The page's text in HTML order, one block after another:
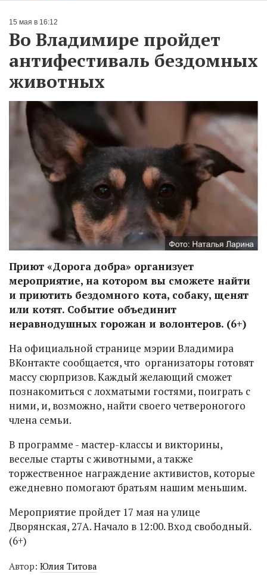
15 мая в 16:12
Во Владимире пройдет
антифестиваль бездомных
животных
Приют «Дорога добра» организует
мероприятие, на котором вы сможете найти
и приютить бездомного кота, собаку, щенят
или котят. Событие объединит
неравнодушных горожан и волонтеров. (6+)
На официальной странице мэрии Владимира
ВКонтакте сообщается, что организаторы готовят
массу сюрпризов. Каждый желающий сможет
познакомиться с лохматыми гостями, поиграть с
ними, и, возможно, найти своего четвероногого
члена семьи.
В программе - мастер-классы и викторины,
веселые старты с животными, а также
торжественное награждение активистов, которые
ежедневно помогают братьям нашим меньшим.
Мероприятие пройдет 17 мая на улице
Дворянская, 27А. Начало в 12:00. Вход свободный.
(6+)
Автор: Юлия Титова